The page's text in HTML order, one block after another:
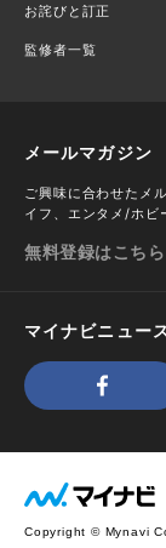
お詫びと訂正
監修者一覧
メールマガジン
ご興味に合わせたメ
イフ、エンタメ/ホビ
無料登録はこちら
マイナビニュー
Copyright © Mynavi